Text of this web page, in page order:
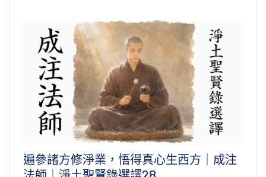
遍參諸方修淨業，悟得真心生西方｜成注